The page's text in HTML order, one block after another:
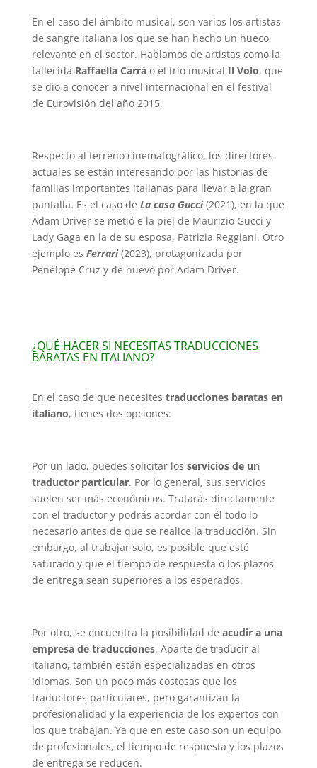
En el caso del ámbito musical, son varios los artistas
de sangre italiana los que se han hecho un hueco
relevante en el sector. Hablamos de artistas como la
fallecida Raffaella Carrào el trío musical Il Volo, que
se dio a conocer a nivel internacional en el festival
de Eurovisión del año 2015.
Respecto al terreno cinematográfico, los directores
actuales se están interesando por las historias de
familias importantes italianas para llevar a la gran
pantalla. Es el caso de La casa Gucci (2021), en la que
Adam Driver se metió e la piel de Maurizio Gucci y
Lady Gaga en la de su esposa, Patrizia Reggiani. Otro
ejemplo es Ferrari (2023), protagonizada por
Penélope Cruz y de nuevo por Adam Driver.
¿QUÉ HACER SI NECESITAS TRADUCCIONES
BARATAS EN ITALIANO?
En el caso de que necesites traducciones baratas en
italiano, tienes dos opciones:
Por un lado, puedes solicitar los servicios de un
traductor particular. Por lo general, sus servicios
suelen ser más económicos. Tratarás directamente
con el traductor y podrás acordar con él todo lo
necesario antes de que se realice la traducción. Sin
embargo, al trabajar solo, es posible que esté
saturado y que el tiempo de respuesta o los plazos
de entrega sean superiores a los esperados.
Por otro, se encuentra la posibilidad de acudir a una
empresa de traducciones. Aparte de traducir al
italiano, también están especializadas en otros
idiomas. Son un poco más costosas que los
traductores particulares, pero garantizan la
profesionalidad y la experiencia de los expertos con
los que trabajan. Ya que en este caso son un equipo
de profesionales, el tiempo de respuesta y los plazos
de entrega se reducen.